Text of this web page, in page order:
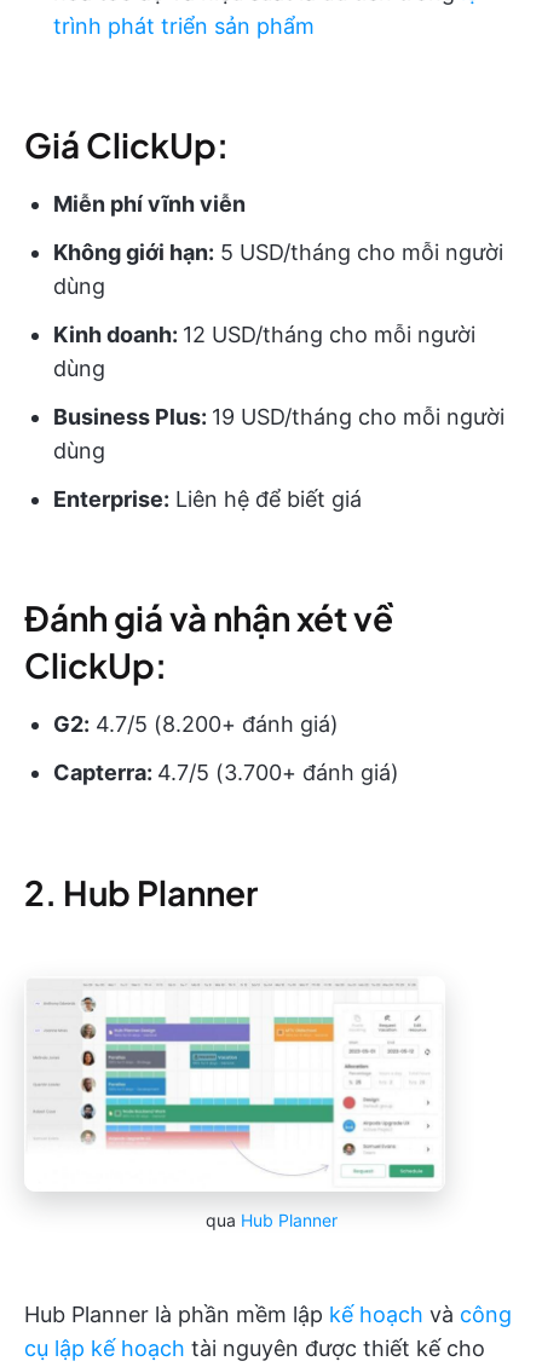
trình phát triển sản phẩm
Giá ClickUp:
Miễn phí vĩnh viễn
Không giới hạn: 5 USD/tháng cho mỗi người
dùng
Kinh doanh: 12 USD/tháng cho mỗi người
dùng
Business Plus: 19 USD/tháng cho mỗi người
dùng
Enterprise: Liên hệ để biết giá
Đánh giá và nhận xét về
ClickUp:
G2: 4.7/5 (8.200+ đánh giá)
Capterra: 4.7/5 (3.700+ đánh giá)
2. Hub Planner
qua Hub Planner
Hub Planner là phần mềm lập kế hoạch và công
cụ lập kế hoạch tài nguyên được thiết kế cho